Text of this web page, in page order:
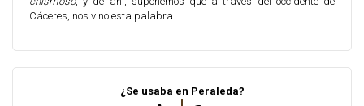
Cáceres, nos vino esta palabra.
¿Se usaba en Peraleda?